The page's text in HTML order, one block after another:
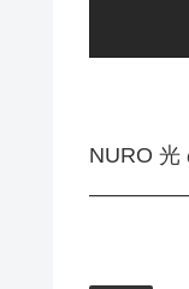
NURO 光